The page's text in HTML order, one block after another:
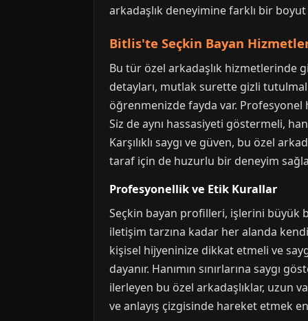
arkadaşlık deneyimine farklı bir
Bitlis'te Seçkin Bayan
Bu tür özel arkadaşlık hizmetlerinde
detayları, mutlak surette gizli
öğrenmenizde fayda var. Profesyonel
Siz de aynı hassasiyeti göstermeli,
Karşılıklı saygı ve güven, bu özel
taraf için de huzurlu bir deneyim
Profesyonellik ve Etik Kurallar
Seçkin bayan profilleri, işlerini büyük
iletişim tarzına kadar her alanda
kişisel hijyeninize dikkat etmeli ve
dayanır. Hanımın sınırlarına saygı
ilerleyen bu özel arkadaşlıklar, uzun
ve anlayış çizgisinde hareket etmek